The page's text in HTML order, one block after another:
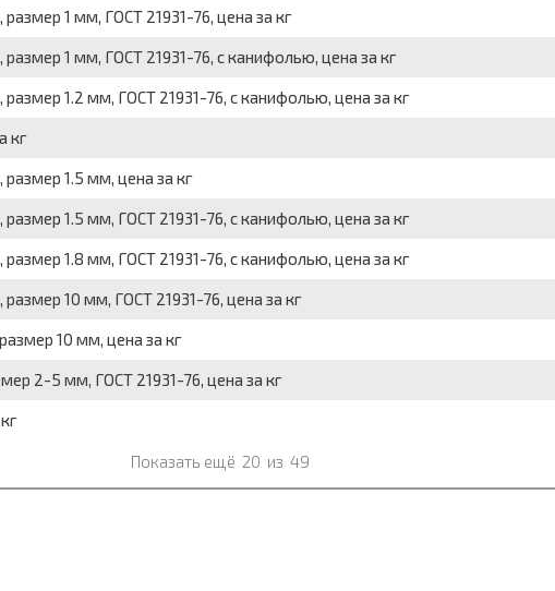
1 мм, ГОСТ 21931-76, цена за кг
1 мм, ГОСТ 21931-76, с канифолью, цена за кг
1.2 мм, ГОСТ 21931-76, с канифолью, цена за кг
кг
1.5 мм, цена за кг
1.5 мм, ГОСТ 21931-76, с канифолью, цена за кг
1.8 мм, ГОСТ 21931-76, с канифолью, цена за кг
10 мм, ГОСТ 21931-76, цена за кг
10 мм, цена за кг
2-5 мм, ГОСТ 21931-76, цена за кг
Показать ещё 20 из 49